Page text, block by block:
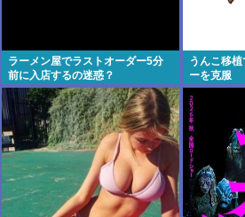
ラーメン屋でラストオーダー5分
前に入店するの迷惑？
うんこ移
ーを克服